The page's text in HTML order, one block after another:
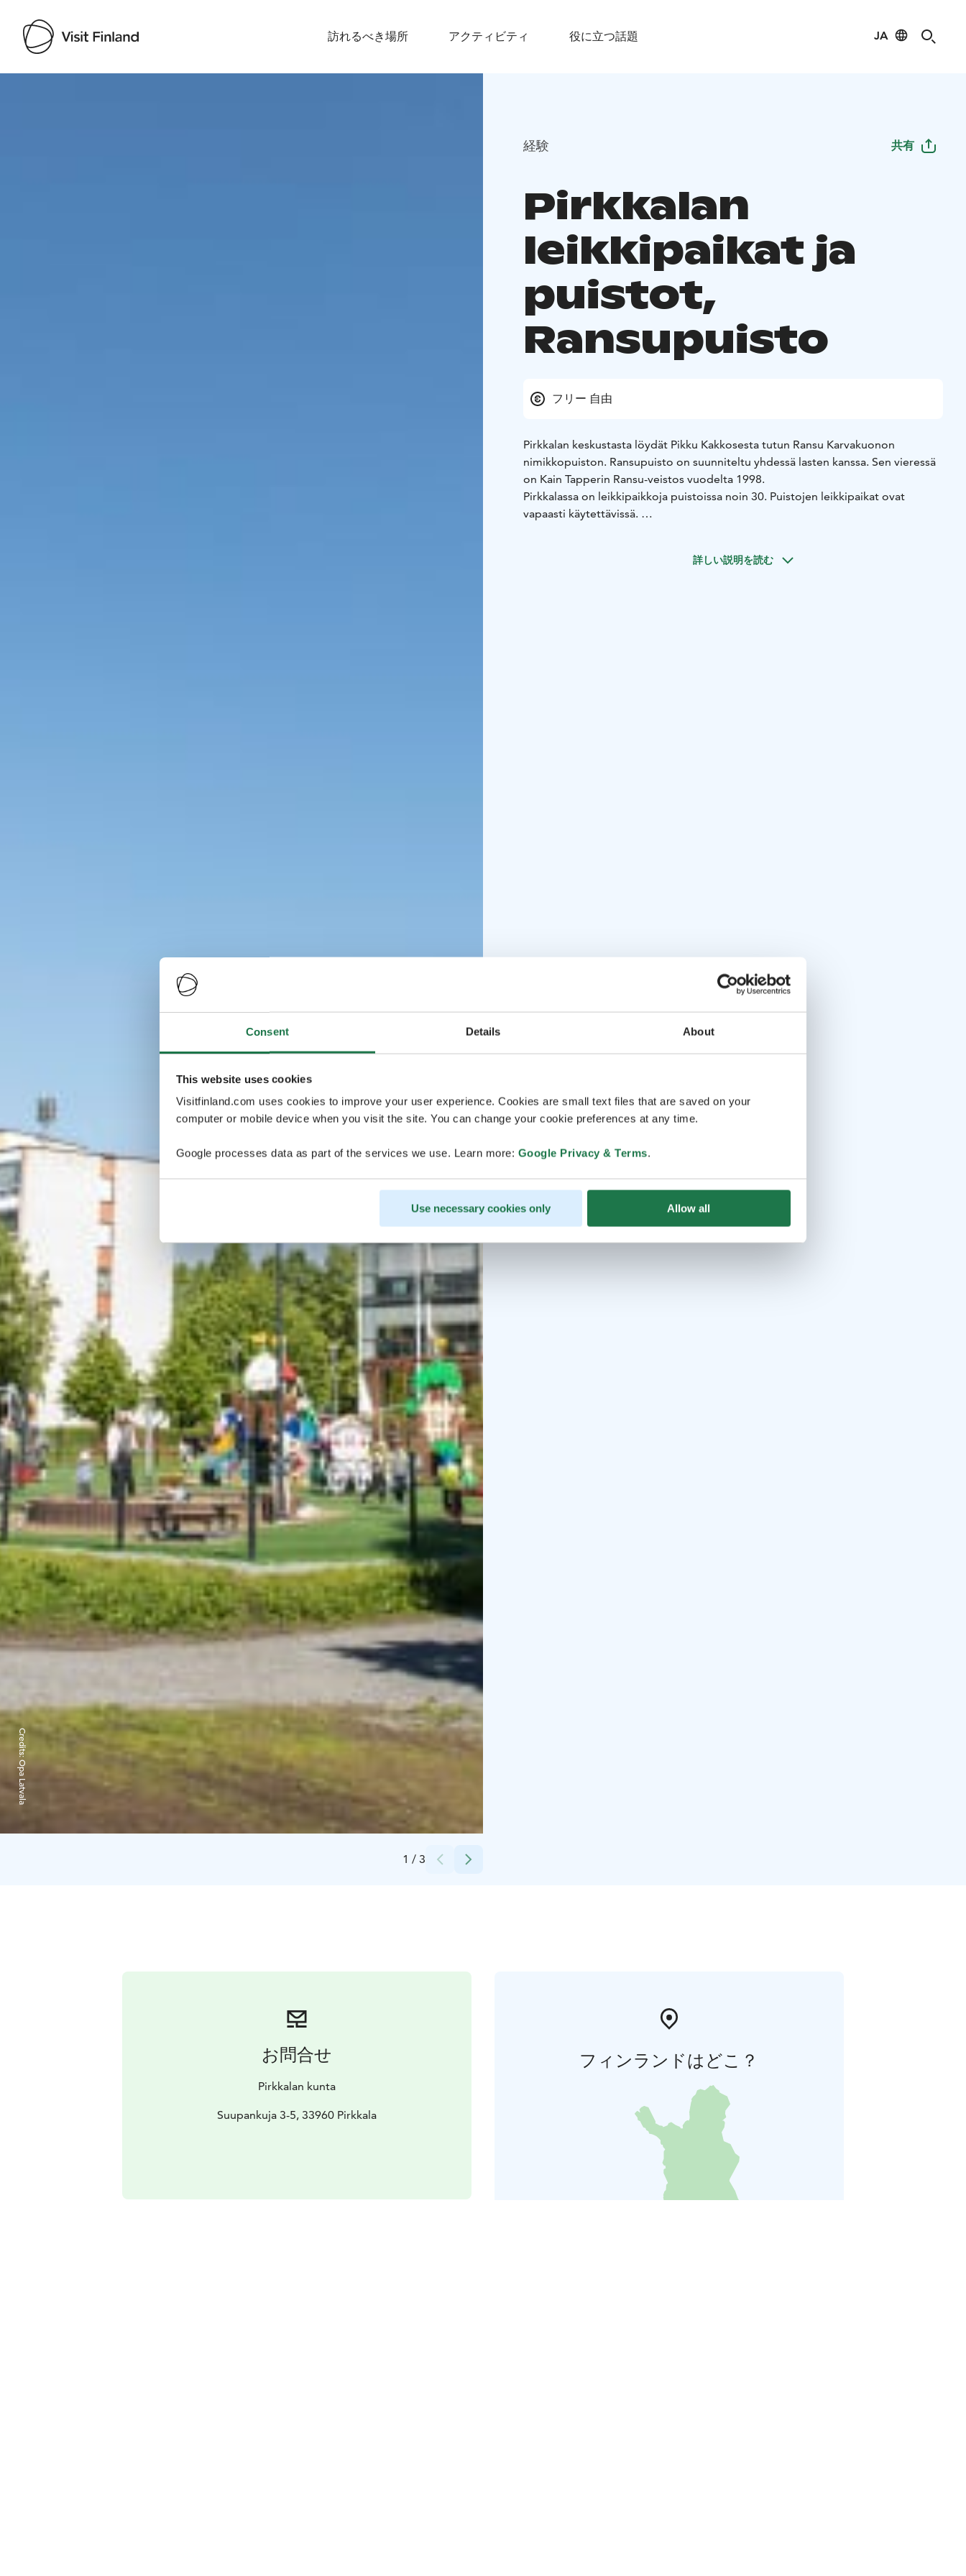
Consent Details About
This website uses cookies
Visitfinland.com uses cookies to improve your user experience. Cookies are small text files that are saved on your
computer or mobile device when you visit the site. You can change your cookie preferences at any time.
Google processes data as part of the services we use. Learn more: Google Privacy & Terms.
Use necessary cookies only Allow all
訪れるべき場所 アクティビティ 役に立つ話題 JA
1 / 3
Credits:
Opa Latvala
経験 共有
Pirkkalan
leikkipaikat ja
puistot,
Ransupuisto
フリー 自由
Pirkkalan keskustasta löydät Pikku Kakkosesta tutun Ransu Karvakuonon
nimikkopuiston. Ransupuisto on suunniteltu yhdessä lasten kanssa. Sen vieressä
on Kain Tapperin Ransu-veistos vuodelta 1998.
Pirkkalassa on leikkipaikkoja puistoissa noin 30. Puistojen leikkipaikat ovat
vapaasti käytettävissä.
詳しい説明を読む
お問合せ
Pirkkalan kunta
Suupankuja 3-5, 33960 Pirkkala
フィンランドはどこ？